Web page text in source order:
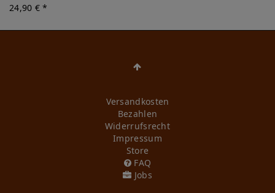
24,90 € *
Versandkosten
Bezahlen
Widerrufs­recht
Impressum
Store
FAQ
Jobs